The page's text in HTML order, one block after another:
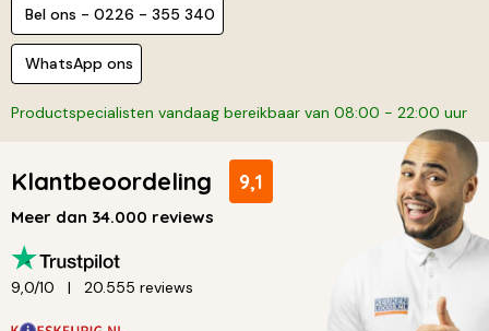
Bel ons - 0226 - 355 340
WhatsApp ons
Productspecialisten vandaag bereikbaar van 08:00 - 22:00 uur
Klantbeoordeling 9,1
Meer dan 34.000 reviews
9,0/10 20.555 reviews